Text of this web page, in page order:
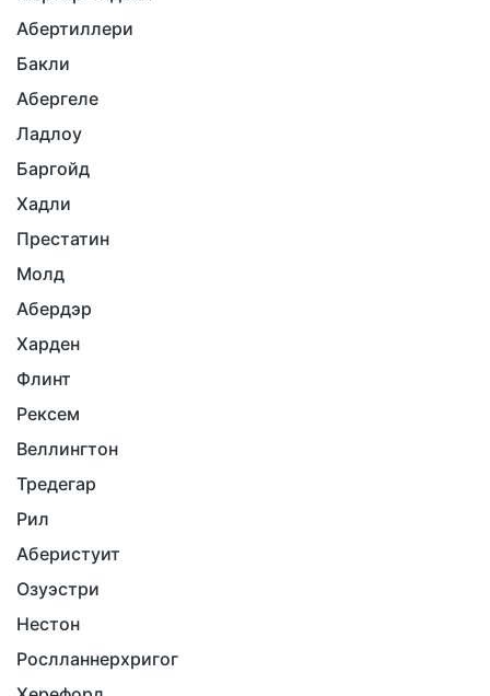
Абертиллери
Бакли
Абергеле
Ладлоу
Баргойд
Хадли
Престатин
Молд
Абердэр
Харден
Флинт
Рексем
Веллингтон
Тредегар
Рил
Аберистуит
Озуэстри
Нестон
Рослланнерхригог